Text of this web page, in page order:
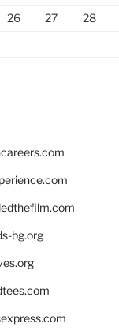
26 27 28
bg.org